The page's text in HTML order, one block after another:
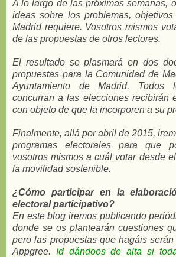
A lo largo de las próximas semanas,
ideas sobre los problemas,
Madrid requiere. Vosotros mismos
de las propuestas de otros lectores.
El resultado se plasmará en dos
propuestas para la Comunidad de
Ayuntamiento de Madrid. Todos
concurran a las elecciones recibirán
con objeto de que la incorporen a su
Finalmente, allá por abril de 2015,
programas electorales para que
vosotros mismos a cuál votar desde
la movilidad sostenible.
¿Cómo participar en la
electoral participativo?
En este blog iremos publicando
donde se os plantearán cuestiones
pero las propuestas que hagáis
Appgree. Id dándoos de alta si